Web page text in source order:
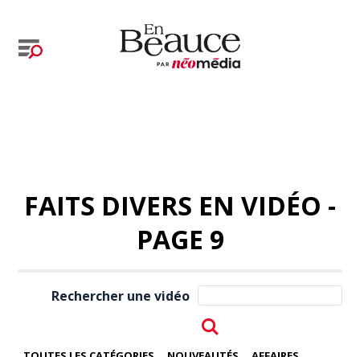
FAITS DIVERS EN VIDÉO -
PAGE 9
Rechercher une vidéo